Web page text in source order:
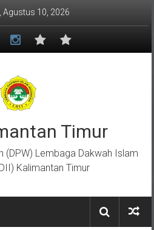
Agustus 10, 2026
Timur
(DPW) Lembaga Dakwah Islam
Kalimantan Timur